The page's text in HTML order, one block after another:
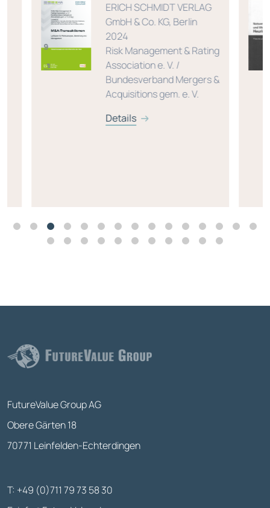
ERICH SCHMIDT VERLAG
GmbH & Co. KG, Berlin
2024
Risk Management & Rating
Association e. V. /
Bundesverband Mergers &
Acquisitions gem. e. V.
Details
FutureValue Group AG
Obere Gärten 18
70771 Leinfelden-Echterdingen
T: +49 (0)711 79 73 58 30